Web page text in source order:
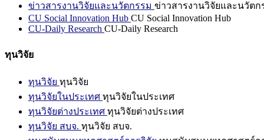
ข่าวสารงานวิจัยและนวัตกรรม ข่าวสารงานวิจัยและนวัตก
CU Social Innovation Hub CU Social Innovation Hub
CU-Daily Research CU-Daily Research
ทุนวิจัย
ทุนวิจัย ทุนวิจัย
ทุนวิจัยในประเทศ ทุนวิจัยในประเทศ
ทุนวิจัยต่างประเทศ ทุนวิจัยต่างประเทศ
ทุนวิจัย สบจ. ทุนวิจัย สบจ.